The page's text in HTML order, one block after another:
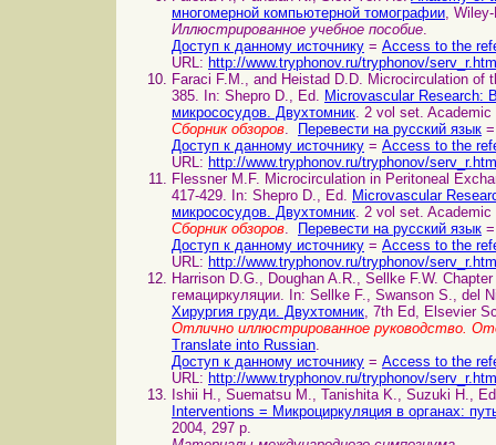
многомерной компьютерной томографии,
Иллюстрированное учебное пособие.
Доступ к данному источнику = Access to the
URL: http://www.tryphonov.ru/tryphonov/
Faraci F.M., and Heistad D.D. Microcirculation of
385. In: Shepro D., Ed. Microvascular Research:
микрососудов. Двухтомник. 2 vol set.
Сборник обзоров. Перевести на русский язык =
Доступ к данному источнику = Access to the
URL: http://www.tryphonov.ru/tryphonov/
Flessner M.F. Microcirculation in Peritoneal
417-429. In: Shepro D., Ed. Microvascular
микрососудов. Двухтомник. 2 vol set.
Сборник обзоров. Перевести на русский язык =
Доступ к данному источнику = Access to the
URL: http://www.tryphonov.ru/tryphonov/
Harrison D.G., Doughan A.R., Sellke F.W.
гемациркуляции. In: Sellke F., Swanson S., del
Хирургия груди. Двухтомник, 7th Ed, Elsevier
Отлично иллюстрированное руководство.
Translate into Russian.
Доступ к данному источнику = Access to the
URL: http://www.tryphonov.ru/tryphonov/
Ishii H., Suematsu M., Tanishita K., Suzuki H.,
Interventions = Микроциркуляция в органах:
2004, 297 p.